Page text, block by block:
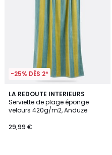
-25% DÈS 2*
LA REDOUTE INTERIEURS
Serviette de plage éponge
velours 420g/m2, Anduze
29,99 €
5
/
5